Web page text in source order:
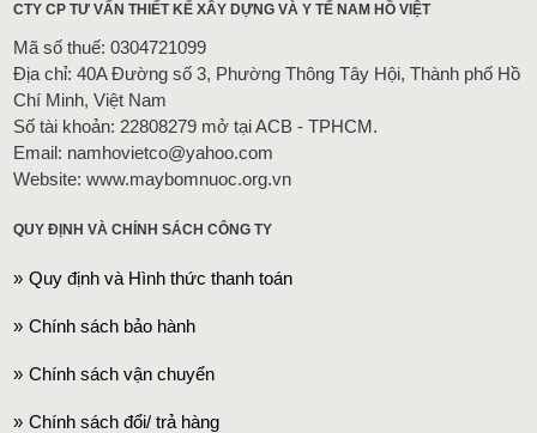
CTY CP TƯ VẤN THIẾT KẾ XÂY DỰNG VÀ Y TẾ NAM HỒ VIỆT
Mã số thuế: 0304721099
Địa chỉ: 40A Đường số 3, Phường Thông Tây Hội, Thành phố Hồ
Chí Minh, Việt Nam
Số tài khoản: 22808279 mở tại ACB - TPHCM.
Email: namhovietco@yahoo.com
Website: www.maybomnuoc.org.vn
QUY ĐỊNH VÀ CHÍNH SÁCH CÔNG TY
Quy định và Hình thức thanh toán
Chính sách bảo hành
Chính sách vận chuyển
Chính sách đổi/ trả hàng